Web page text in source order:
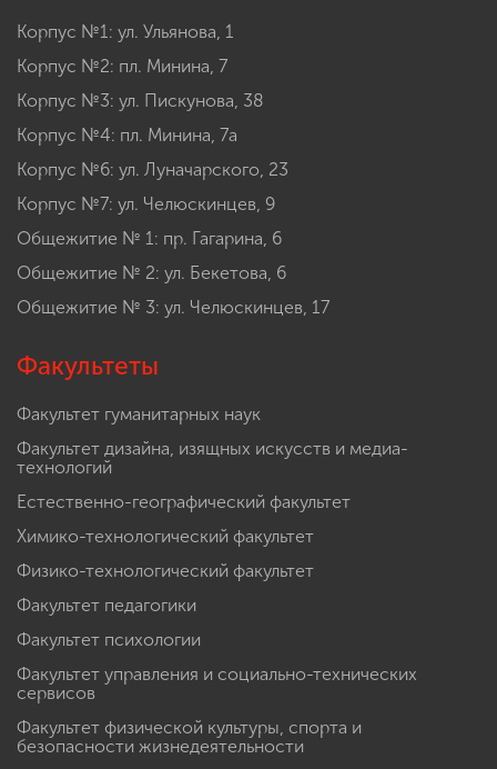
Корпус №1: ул. Ульянова, 1
Корпус №2: пл. Минина, 7
Корпус №3: ул. Пискунова, 38
Корпус №4: пл. Минина, 7а
Корпус №6: ул. Луначарского, 23
Корпус №7: ул. Челюскинцев, 9
Общежитие № 1: пр. Гагарина, 6
Общежитие № 2: ул. Бекетова, 6
Общежитие № 3: ул. Челюскинцев, 17
Факультеты
Факультет гуманитарных наук
Факультет дизайна, изящных искусств и медиа-
технологий
Естественно-географический факультет
Химико-технологический факультет
Физико-технологический факультет
Факультет педагогики
Факультет психологии
Факультет управления и социально-технических
сервисов
Факультет физической культуры, спорта и
безопасности жизнедеятельности